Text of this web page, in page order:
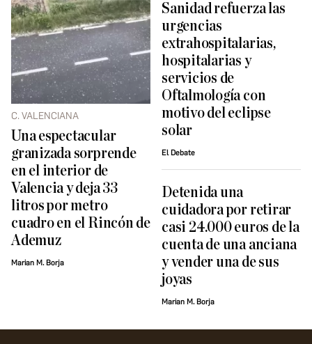
C. VALENCIANA
Una espectacular
granizada sorprende
en el interior de
Valencia y deja 33
litros por metro
cuadro en el Rincón de
Ademuz
Marian M. Borja
Sanidad refuerza las
urgencias
extrahospitalarias,
hospitalarias y
servicios de
Oftalmología con
motivo del eclipse
solar
El Debate
Detenida una
cuidadora por retirar
casi 24.000 euros de la
cuenta de una anciana
y vender una de sus
joyas
Marian M. Borja